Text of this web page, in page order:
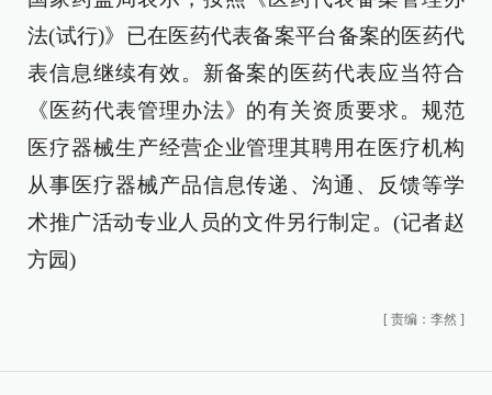
法(试行)》已在医药代表备案平台备案的医药代
表信息继续有效。新备案的医药代表应当符合
《医药代表管理办法》的有关资质要求。规范
医疗器械生产经营企业管理其聘用在医疗机构
从事医疗器械产品信息传递、沟通、反馈等学
术推广活动专业人员的文件另行制定。(记者赵
方园)
[ 责编：李然 ]